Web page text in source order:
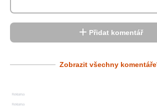
Přidat komentář
Zobrazit všechny komentáře
Reklama
Reklama